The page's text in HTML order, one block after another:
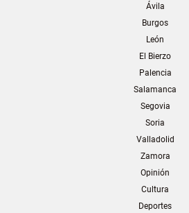
Ávila
Burgos
León
El Bierzo
Palencia
Salamanca
Segovia
Soria
Valladolid
Zamora
Opinión
Cultura
Deportes